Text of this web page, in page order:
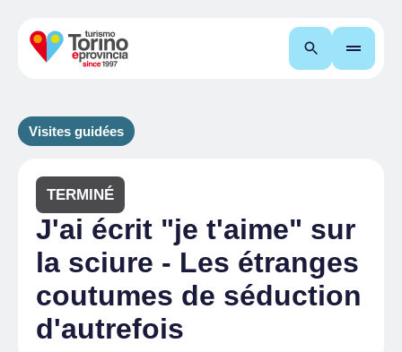
Recherche
Visites guidées
TERMINÉ
J'ai écrit "je t'aime" sur
la sciure - Les étranges
coutumes de séduction
d'autrefois